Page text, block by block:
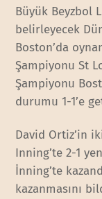
Büyük Beyzbol
belirleyecek
Boston’da
Şampiyonu St
Şampiyonu
durumu 1-1’e
David Ortiz’in
Inning’te 2-1
İnning’te
kazanmasını